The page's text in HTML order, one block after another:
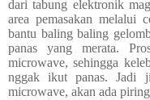
dari tabung elektronik
area pemasakan melalui
bantu baling baling
panas yang merata.
microwave, sehingga
nggak ikut panas. Jadi
microwave, akan ada